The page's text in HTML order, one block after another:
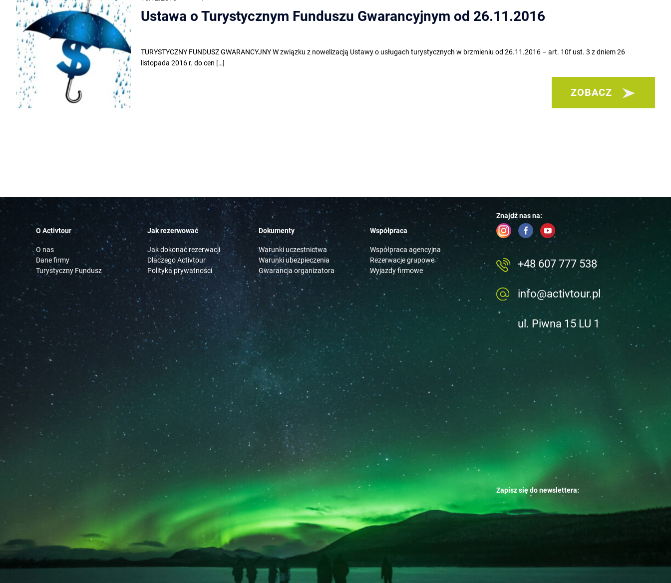
Ustawa o Turystycznym Funduszu Gwarancyjnym od 26.11.2016
TURYSTYCZNY FUNDUSZ GWARANCYJNY W związku z nowelizacją Ustawy o usługach turystycznych w brzmieniu od 26.11.2016 – art. 10f ust. 3 z dniem 26
listopada 2016 r. do cen […]
ZOBACZ
O Activtour
O nas
Dane firmy
Turystyczny Fundusz
Jak rezerwować
Jak dokonać rezerwacji
Dlaczego Activtour
Polityka prywatności
Dokumenty
Warunki uczestnictwa
Warunki ubezpieczenia
Gwarancja organizatora
Współpraca
Współpraca agencyjna
Rezerwacje grupowe
Wyjazdy firmowe
Znajdź nas na:
+48 607 777 538
info@activtour.pl
ul. Piwna 15 LU 1
Zapisz się do newslettera: